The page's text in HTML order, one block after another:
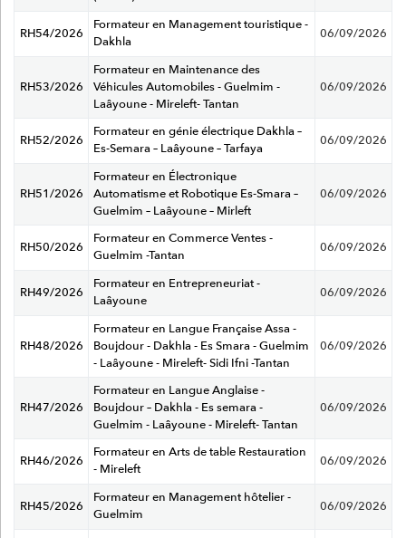
RH54/2026
Formateur en Management touristique -
Dakhla
06/09/2026
RH53/2026
Formateur en Maintenance des
Véhicules Automobiles - Guelmim -
Laâyoune - Mireleft- Tantan
06/09/2026
RH52/2026
Formateur en génie électrique Dakhla –
Es-Semara – Laâyoune – Tarfaya
06/09/2026
RH51/2026
Formateur en Électronique
Automatisme et Robotique Es-Smara –
Guelmim – Laâyoune – Mirleft
06/09/2026
RH50/2026
Formateur en Commerce Ventes -
Guelmim -Tantan
06/09/2026
RH49/2026
Formateur en Entrepreneuriat -
Laâyoune
06/09/2026
RH48/2026
Formateur en Langue Française Assa -
Boujdour - Dakhla - Es Smara - Guelmim
- Laâyoune - Mireleft- Sidi Ifni -Tantan
06/09/2026
RH47/2026
Formateur en Langue Anglaise -
Boujdour – Dakhla - Es semara -
Guelmim - Laâyoune - Mireleft- Tantan
06/09/2026
RH46/2026
Formateur en Arts de table Restauration
- Mireleft
06/09/2026
RH45/2026
Formateur en Management hôtelier -
Guelmim
06/09/2026